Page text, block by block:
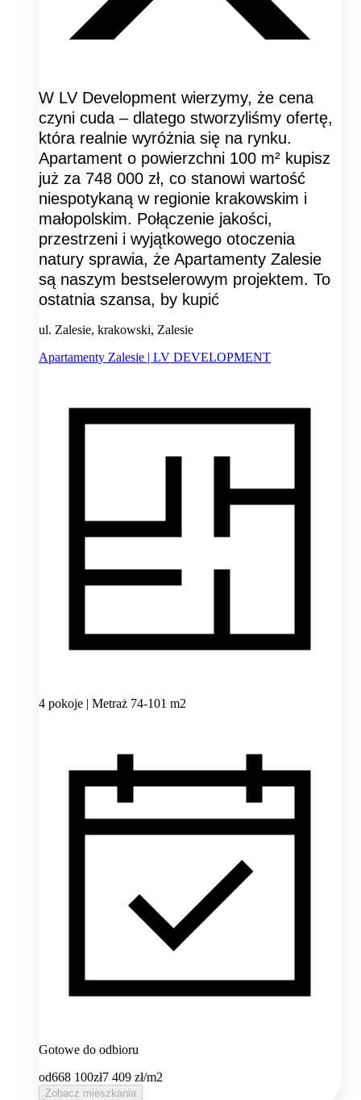
W LV Development wierzymy, że cena
czyni cuda – dlatego stworzyliśmy ofertę,
która realnie wyróżnia się na rynku.
Apartament o powierzchni 100 m² kupisz
już za 748 000 zł, co stanowi wartość
niespotykaną w regionie krakowskim i
małopolskim. Połączenie jakości,
przestrzeni i wyjątkowego otoczenia
natury sprawia, że Apartamenty Zalesie
są naszym bestselerowym projektem. To
ostatnia szansa, by kupić
ul. Zalesie, krakowski, Zalesie
Apartamenty Zalesie | LV DEVELOPMENT
4 pokoje | Metraż 74-101 m2
Gotowe do odbioru
od668 100zł7 409 zł/m2
Zobacz mieszkania